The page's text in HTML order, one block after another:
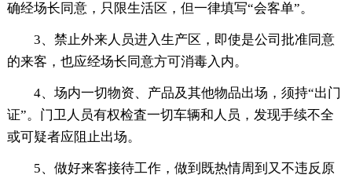
确经场长同意，只限生活区，但一律填写“会客单”。
3、禁止外来人员进入生产区，即使是公司批准同意
的来客，也应经场长同意方可消毒入内。
4、场内一切物资、产品及其他物品出场，须持“出门
证”。门卫人员有权检査一切车辆和人员，发现手续不全
或可疑者应阻止出场。
5、做好来客接待工作，做到既热情周到又不违反原